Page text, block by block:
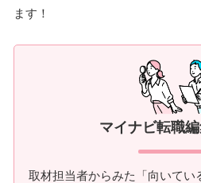
ます！
マイナビ転職
取材担当者からみた「向いてい